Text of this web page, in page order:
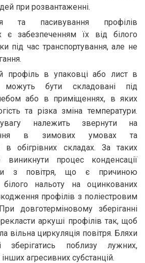
при розвантаженні.
та пасивування профілів
є забезпеченням їх від білого
під час транспортування, але не
профіль в упаковці або лист в
бути складовані під
або в приміщеннях, в яких
та різка зміна температури.
належить звернути на
в зимових умовах та
в обігрівних складах. За таких
процес конденсації
з повітря, що є причиною
білого нальоту на оцинкованих
профілів з поліестровим
довготерміновому зберіганні
аркуші профілів так, щоб
вільна циркуляція повітря. Бляхи
зберігатись поблизу лужних,
агресивних субстанцій.